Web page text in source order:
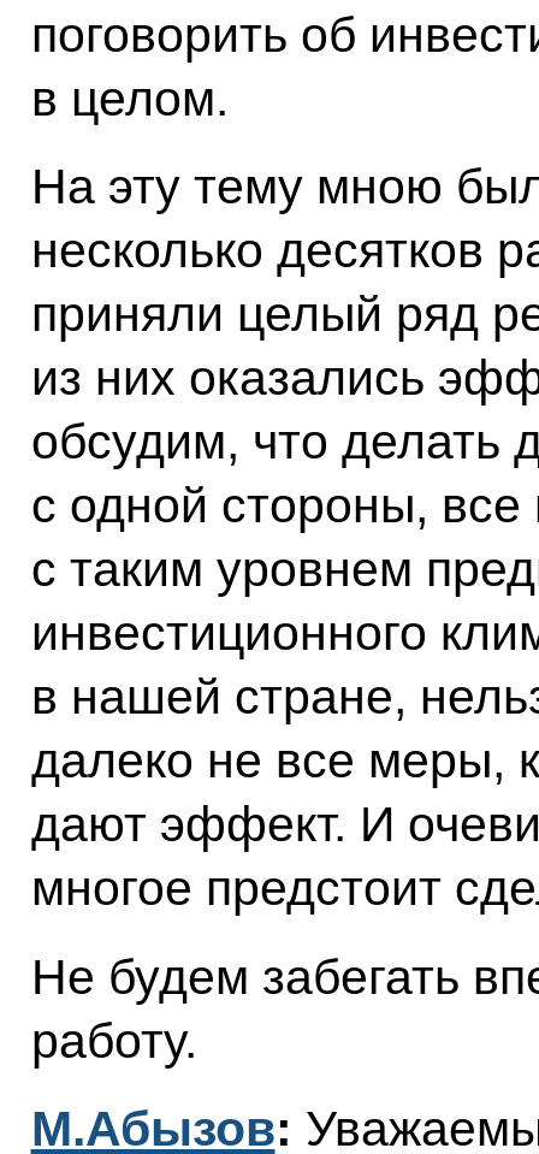
поговорить об
в целом.
На эту тему мною
несколько десятков
приняли целый ряд
из них оказались
обсудим, что делать
с одной стороны,
с таким уровнем
инвестиционного
в нашей стране,
далеко не все меры,
дают эффект. И
многое предстоит
Не будем забегать
работу.
М.Абызов: